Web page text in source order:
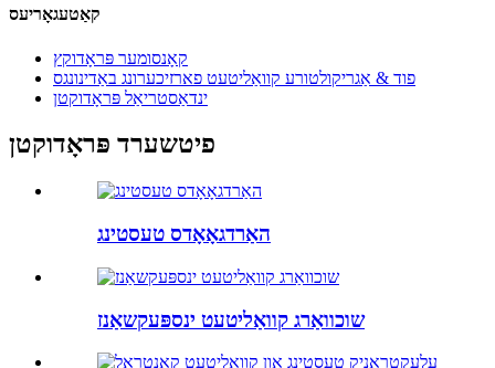
קאַטעגאָריעס
קאָנסומער פּראָדוקץ
פוד & אַגריקולטורע קוואַליטעט פארזיכערונג באַדינונגס
ינדאַסטריאַל פּראָדוקטן
פיטשערד פּראָדוקטן
האַרדגאָאָדס טעסטינג
שוכוואַרג קוואַליטעט ינספּעקשאַנז